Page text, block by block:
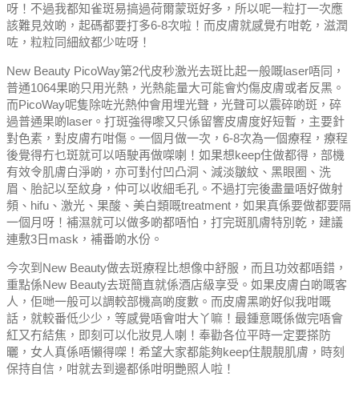
呀！不過我都知雀斑易搞過荷爾蒙斑好多，所以呢一粒打一次應
該難見效啲，起碼都要打多6-8次啦！而皮膚就感覺冇咁乾，滋潤
咗，粒粒同細紋都少咗呀！
New Beauty PicoWay第2代皮秒激光去斑比起一般嘅laser唔同，
普通1064果啲只用光熱，光熱能量大可能會灼傷皮膚或者反黑。
而PicoWay呢隻除咗光熱仲會用埋光聲，光聲可以震碎啲斑，碎
過普通果啲laser。打斑強得嚟又只係留響皮膚度好短暫，主要針
對色素，對皮膚冇咁傷。一個月做一次，6-8次為一個療程，療程
後覺得冇乜斑就可以唔駛再做㗎喇！如果想keep住做都得，部機
有效令肌膚白淨啲，亦可對付凹凸洞、減淡皺紋、黑眼圈、洗
眉、胎記以至紋身，仲可以收細毛孔。不過打完後盡量唔好做射
頻、hifu、激光、果酸、美白類嘅treatment，如果真係要做都要隔
一個月呀！補濕就可以做多啲都唔怕，打完斑肌膚特別乾，建議
連敷3日mask，補番啲水份。
今次到New Beauty做去斑療程比想像中舒服，而且功效都唔錯，
重點係New Beauty去斑簡直就係酒店級享受。如果皮膚白啲嘅客
人，佢哋一般可以調較部機高啲度數。而皮膚黑啲好似我咁嘅
話，就較番低少少，等感覺唔會咁大丫嘛！最鍾意嘅係做完唔會
紅又冇結焦，即刻可以化妝見人喇！奉勸各位平時一定要搽防
曬，女人真係唔懶得㗎！希望大家都能夠keep住靚靚肌膚，時刻
保持自信，咁就去到邊都係咁明艷照人啦！